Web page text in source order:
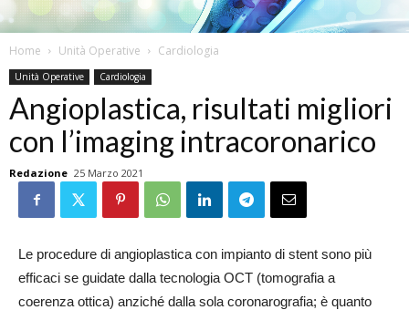
Home Unità Operative Cardiologia
Unità Operative Cardiologia
Angioplastica, risultati migliori
con l’imaging intracoronarico
Redazione 25 Marzo 2021
Le procedure di angioplastica con impianto di stent sono più
efficaci se guidate dalla tecnologia OCT (tomografia a
coerenza ottica) anziché dalla sola coronarografia; è quanto